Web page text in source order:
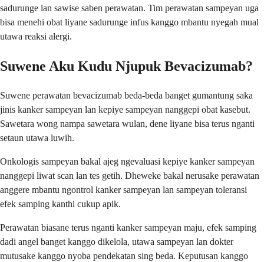
sadurunge lan sawise saben perawatan. Tim perawatan sampeyan uga
bisa menehi obat liyane sadurunge infus kanggo mbantu nyegah mual
utawa reaksi alergi.
Suwene Aku Kudu Njupuk Bevacizumab?
Suwene perawatan bevacizumab beda-beda banget gumantung saka
jinis kanker sampeyan lan kepiye sampeyan nanggepi obat kasebut.
Sawetara wong nampa sawetara wulan, dene liyane bisa terus nganti
setaun utawa luwih.
Onkologis sampeyan bakal ajeg ngevaluasi kepiye kanker sampeyan
nanggepi liwat scan lan tes getih. Dheweke bakal nerusake perawatan
anggere mbantu ngontrol kanker sampeyan lan sampeyan toleransi
efek samping kanthi cukup apik.
Perawatan biasane terus nganti kanker sampeyan maju, efek samping
dadi angel banget kanggo dikelola, utawa sampeyan lan dokter
mutusake kanggo nyoba pendekatan sing beda. Keputusan kanggo